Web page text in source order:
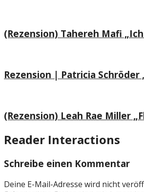
(Rezension) Tahereh Mafi
Rezension | Patricia Schröder
(Rezension) Leah Rae Miller
Reader Interactions
Schreibe einen Kommentar
Deine E-Mail-Adresse wird nicht